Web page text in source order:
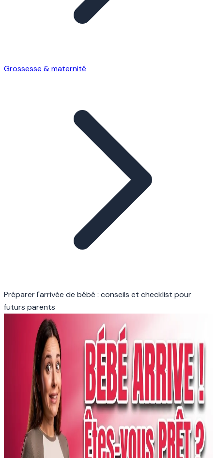
Grossesse & maternité
Préparer l'arrivée de bébé : conseils et checklist pour
futurs parents